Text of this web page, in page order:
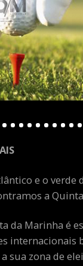
e o verde
a
da Marinha é
internacionais
sua zona de